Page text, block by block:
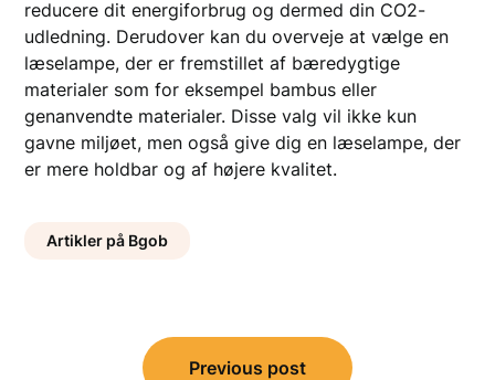
reducere dit energiforbrug og dermed din CO2-
udledning. Derudover kan du overveje at vælge en
læselampe, der er fremstillet af bæredygtige
materialer som for eksempel bambus eller
genanvendte materialer. Disse valg vil ikke kun
gavne miljøet, men også give dig en læselampe, der
er mere holdbar og af højere kvalitet.
Artikler på Bgob
Indlægsnavigation
Previous post